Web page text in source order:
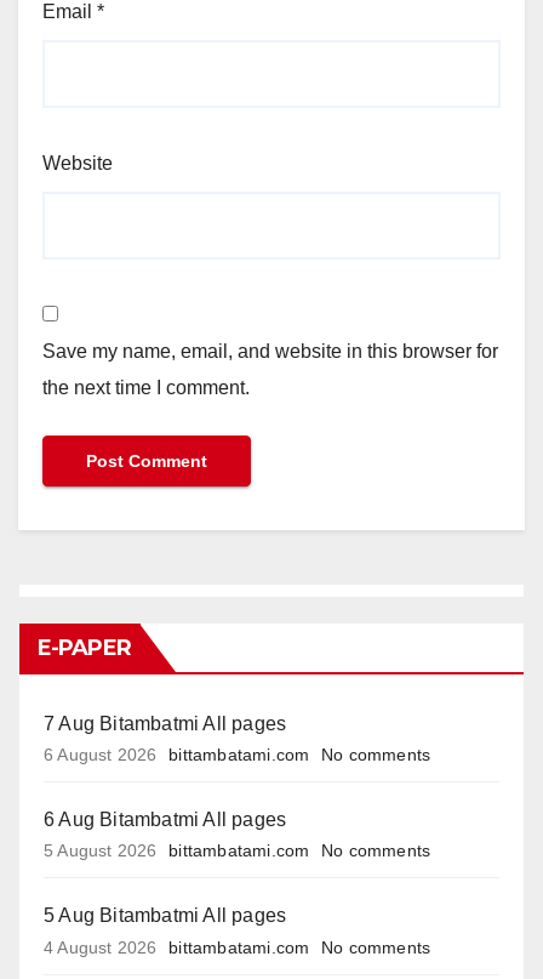
Email *
Website
Save my name, email, and website in this browser for
the next time I comment.
E-PAPER
7 Aug Bitambatmi All pages
6 August 2026 bittambatami.com No comments
6 Aug Bitambatmi All pages
5 August 2026 bittambatami.com No comments
5 Aug Bitambatmi All pages
4 August 2026 bittambatami.com No comments